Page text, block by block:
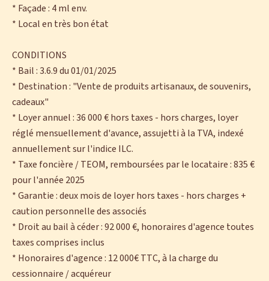
* Façade : 4 ml env.
* Local en très bon état
CONDITIONS
* Bail : 3.6.9 du 01/01/2025
* Destination : "Vente de produits artisanaux, de souvenirs,
cadeaux"
* Loyer annuel : 36 000 € hors taxes - hors charges, loyer
réglé mensuellement d'avance, assujetti à la TVA, indexé
annuellement sur l'indice ILC.
* Taxe foncière / TEOM, remboursées par le locataire : 835 €
pour l'année 2025
* Garantie : deux mois de loyer hors taxes - hors charges +
caution personnelle des associés
* Droit au bail à céder : 92 000 €, honoraires d'agence toutes
taxes comprises inclus
* Honoraires d'agence : 12 000€ TTC, à la charge du
cessionnaire / acquéreur